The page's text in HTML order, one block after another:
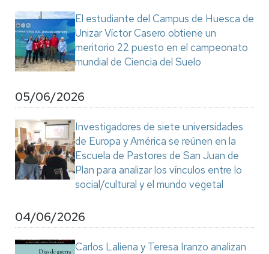
El estudiante del Campus de Huesca de
Unizar Víctor Casero obtiene un
meritorio 22 puesto en el campeonato
mundial de Ciencia del Suelo
05/06/2026
Investigadores de siete universidades
de Europa y América se reúnen en la
Escuela de Pastores de San Juan de
Plan para analizar los vínculos entre lo
social/cultural y el mundo vegetal
04/06/2026
Carlos Laliena y Teresa Iranzo analizan